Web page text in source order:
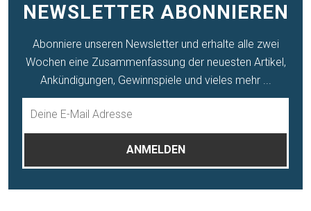
NEWSLETTER ABONNIEREN
Abonniere unseren Newsletter und erhalte alle zwei
Wochen eine Zusammenfassung der neuesten Artikel,
Ankündigungen, Gewinnspiele und vieles mehr ...